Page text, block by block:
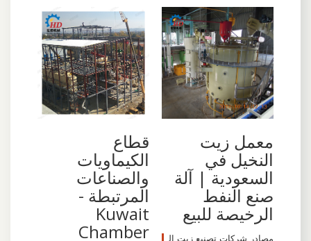
معمل زيت
النخيل في
السعودية | آلة
صنع النفط
الرخيصة للبيع
مصادر شركات تصنيع زيت ال
قطاع
الكيماويات
والصناعات
المرتبطة -
Kuwait
Chamber